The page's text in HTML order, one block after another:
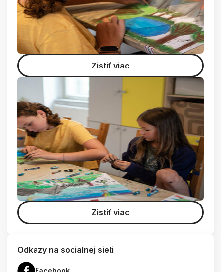
Zistiť viac
Zistiť viac
Odkazy na socialnej sieti
Facebook